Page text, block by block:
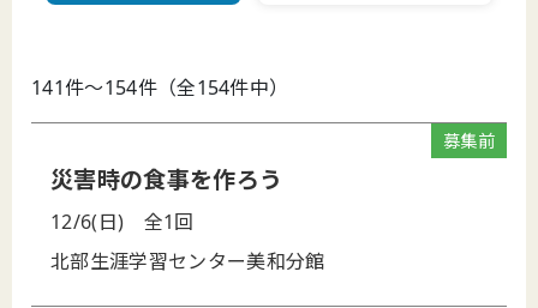
141件～154件（全154件中）
募集前
災害時の食事を作ろう
12/6(日)
全1回
北部生涯学習センター美和分館